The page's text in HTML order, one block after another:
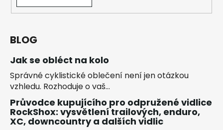
BLOG
Jak se obléct na kolo
Správné cyklistické oblečení není jen otázkou
vzhledu. Rozhoduje o vaš...
Průvodce kupujícího pro odpružené vidlice
RockShox: vysvětlení trailových, enduro,
XC, downcountry a dalších vidlic